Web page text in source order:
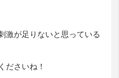
激が足りないと思っている
ださいね！